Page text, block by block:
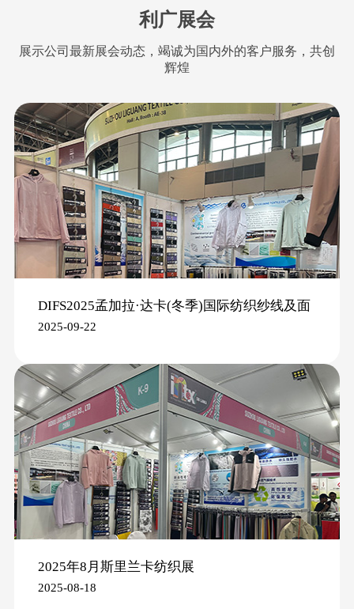
利广展会
展示公司最新展会动态，竭诚为国内外的客户服务，共创
辉煌
DIFS2025孟加拉·达卡(冬季)国际纺织纱线及面
辅料展
2025-09-22
2025年8月斯里兰卡纺织展
2025-08-18